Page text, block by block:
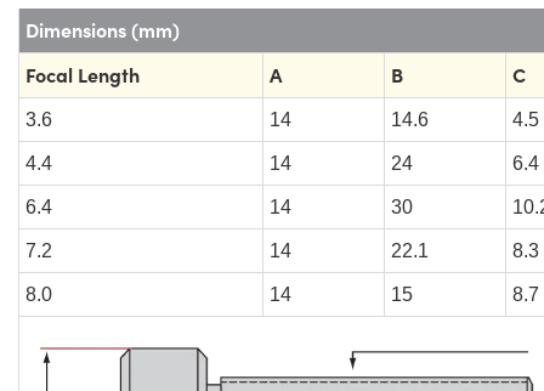
Dimensions (mm)
Focal Length
A B C
3.6 14 14.6 4.5
4.4 14 24 6.4
6.4 14 30
7.2 14 22.1 8.3
8.0 14 15 8.7